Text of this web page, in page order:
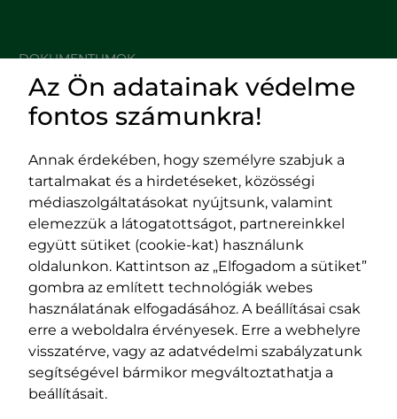
DOKUMENTUMOK
HASZNOS LINKEK
Impresszum
Adatvédelmi szabályzat
EPP program
400029 Kolozsvár,
Fürdő (Card. Iuliu Hossu) utca, 41.
szám
tel/fax:0723 250 321
email:office@rmdsz.ro
400489 Kolozsvár,
Majális utca, 60.
szám
tel/fax:0264 590 758
email:
office@rmdsz.ro
Az Ön adatainak védelme
fontos számunkra!
Annak érdekében, hogy személyre szabjuk a
tartalmakat és a hirdetéseket, közösségi
médiaszolgáltatásokat nyújtsunk, valamint
elemezzük a látogatottságot, partnereinkkel
együtt sütiket (cookie-kat) használunk
oldalunkon. Kattintson az „Elfogadom a sütiket”
gombra az említett technológiák webes
használatának elfogadásához. A beállításai csak
erre a weboldalra érvényesek. Erre a webhelyre
visszatérve, vagy az adatvédelmi szabályzatunk
segítségével bármikor megváltoztathatja a
beállításait.